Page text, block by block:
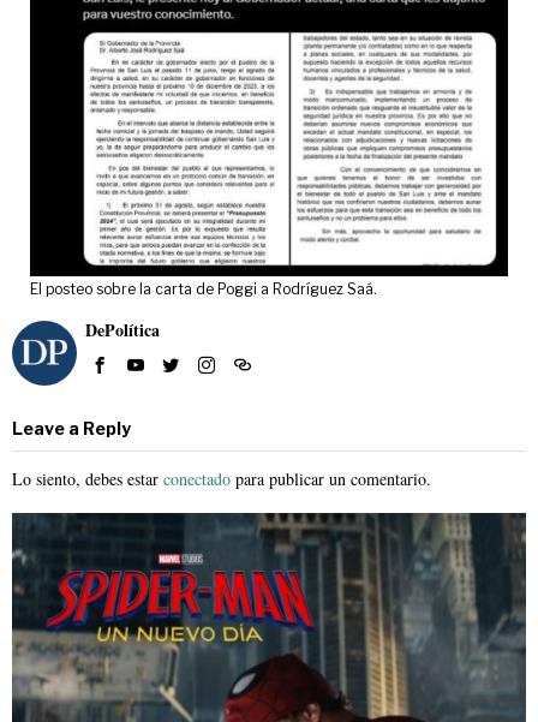
El posteo sobre la carta de Poggi a Rodríguez Saá.
DePolítica
Leave a Reply
Lo siento, debes estar conectado para publicar un comentario.